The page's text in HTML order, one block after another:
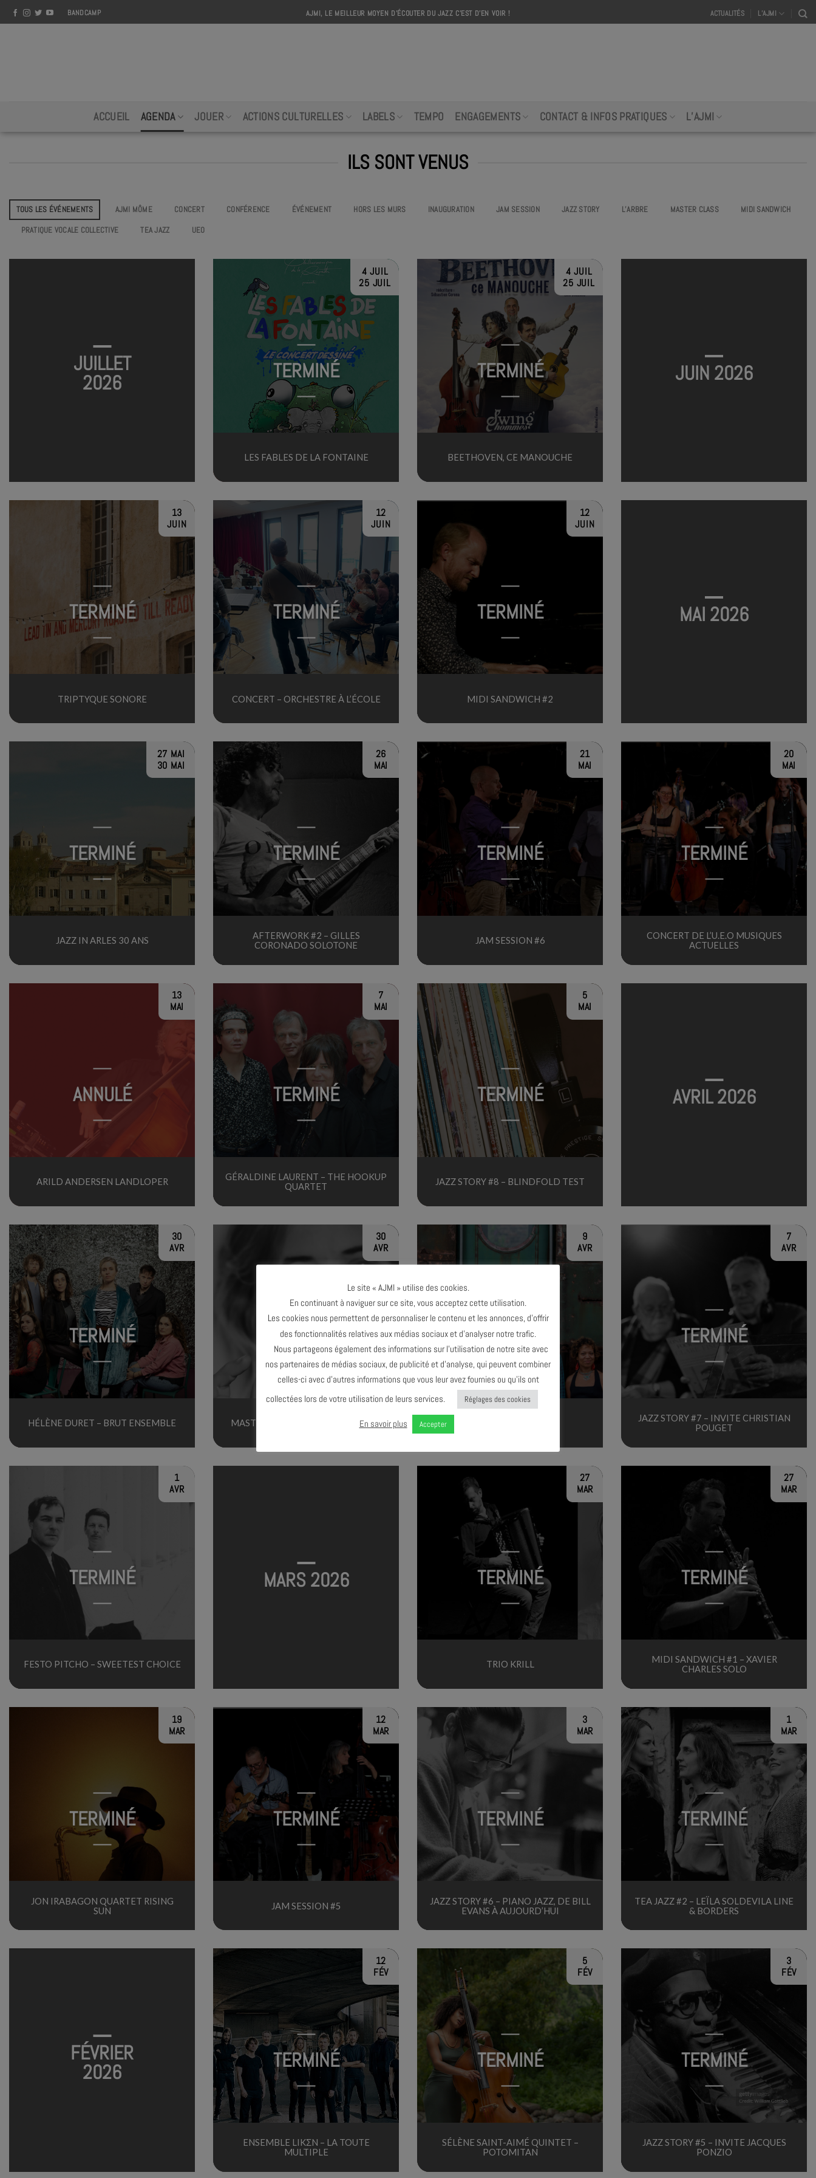
Skip
to
BANDCAMP AJMI, LE MEILLEUR MOYEN D'ÉCOUTER DU JAZZ C'EST D'EN VOIR ! ACTUALITÉS L’AJMI
ACCUEIL AGENDA JOUER ACTIONS CULTURELLES LABELS TEMPO ENGAGEMENTS CONTACT & INFOS PRATIQUES L’AJMI
ILS SONT VENUS
TOUS LES ÉVÉNEMENTS AJMI MÔME CONCERT CONFÉRENCE ÉVÉNEMENT HORS LES MURS INAUGURATION JAM SESSION JAZZ STORY L’ARBRE MASTER CLASS
MIDI SANDWICH
PRATIQUE VOCALE COLLECTIVE
TEA JAZZ UEO
JUILLET
2026
4 JUIL
25 JUIL
LES FABLES DE LA FONTAINE
TERMINÉ
4 JUIL
25 JUIL
BEETHOVEN, CE MANOUCHE
TERMINÉ JUIN 2026
13
JUIN
TRIPTYQUE SONORE
TERMINÉ
12
JUIN
CONCERT – ORCHESTRE À L’ÉCOLE
TERMINÉ
12
JUIN
MIDI SANDWICH #2
TERMINÉ MAI 2026
27 MAI
30 MAI
JAZZ IN ARLES 30 ANS
TERMINÉ
26
MAI
AFTERWORK #2 – GILLES
CORONADO SOLOTONE
TERMINÉ
21
MAI
JAM SESSION #6
TERMINÉ
20
MAI
CONCERT DE L’U.E.O MUSIQUES
ACTUELLES
TERMINÉ
13
MAI
ARILD ANDERSEN LANDLOPER
ANNULÉ
7
MAI
GÉRALDINE LAURENT – THE HOOKUP
QUARTET
TERMINÉ
5
MAI
JAZZ STORY #8 – BLINDFOLD TEST
TERMINÉ AVRIL 2026
30
AVR
HÉLÈNE DURET – BRUT ENSEMBLE
TERMINÉ
30
AVR
MASTERCLASS #3 – HÉLÈNE DURET
TERMINÉ
9
AVR
TERMINÉ
7
AVR
JAZZ STORY #7 – INVITE CHRISTIAN
POUGET
TERMINÉ
1
AVR
FESTO PITCHO – SWEETEST CHOICE
TERMINÉ MARS 2026
27
MAR
TRIO KRILL
TERMINÉ
27
MAR
MIDI SANDWICH #1 – XAVIER
CHARLES SOLO
TERMINÉ
19
MAR
JON IRABAGON QUARTET RISING
SUN
TERMINÉ
12
MAR
JAM SESSION #5
TERMINÉ
3
MAR
JAZZ STORY #6 – PIANO JAZZ, DE BILL
EVANS À AUJOURD’HUI
TERMINÉ
1
MAR
TEA JAZZ #2 – LEÏLA SOLDEVILA LINE
& BORDERS
TERMINÉ
FÉVRIER
2026
12
FÉV
ENSEMBLE LIKΣN – LA TOUTE
MULTIPLE
TERMINÉ
5
FÉV
SÉLÈNE SAINT-AIMÉ QUINTET –
POTOMITAN
TERMINÉ
3
FÉV
JAZZ STORY #5 – INVITE JACQUES
PONZIO
TERMINÉ
Le site « AJMI » utilise des cookies.
En continuant à naviguer sur ce site, vous acceptez cette utilisation.
Les cookies nous permettent de personnaliser le contenu et les annonces, d’offrir
des fonctionnalités relatives aux médias sociaux et d’analyser notre trafic.
Nous partageons également des informations sur l’utilisation de notre site avec
nos partenaires de médias sociaux, de publicité et d’analyse, qui peuvent combiner
celles-ci avec d’autres informations que vous leur avez fournies ou qu’ils ont
collectées lors de votre utilisation de leurs services.
Réglages des cookies
En savoir plus Accepter